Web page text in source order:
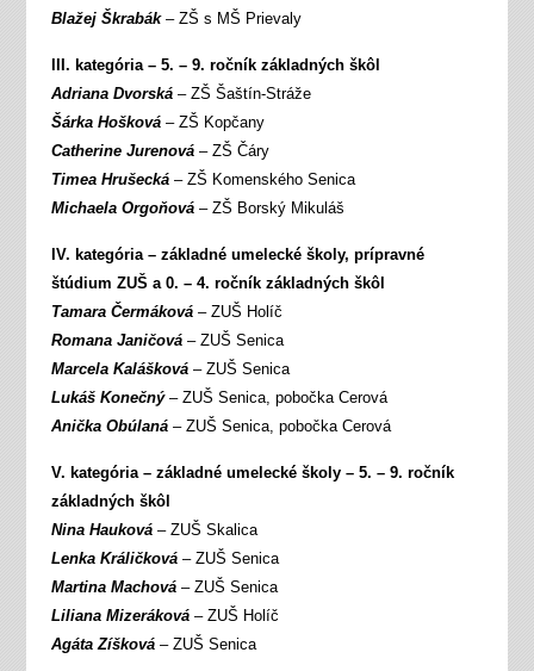
Blažej Škrabák – ZŠ s MŠ Prievaly
III. kategória – 5. – 9. ročník základných škôl
Adriana Dvorská– ZŠ Šaštín-Stráže
Šárka Hošková– ZŠ Kopčany
Catherine Jurenová– ZŠ Čáry
Timea Hrušecká– ZŠ Komenského Senica
Michaela Orgoňová– ZŠ Borský Mikuláš
IV. kategória – základné umelecké školy, prípravné
štúdium ZUŠ a 0. – 4. ročník základných škôl
Tamara Čermáková– ZUŠ Holíč
Romana Janičová– ZUŠ Senica
Marcela Kalášková– ZUŠ Senica
Lukáš Konečný– ZUŠ Senica, pobočka Cerová
Anička Obúlaná– ZUŠ Senica, pobočka Cerová
V. kategória – základné umelecké školy – 5. – 9. ročník
základných škôl
Nina Hauková – ZUŠ Skalica
Lenka Králičková– ZUŠ Senica
Martina Machová – ZUŠ Senica
Liliana Mizeráková– ZUŠ Holíč
Agáta Zíšková– ZUŠ Senica